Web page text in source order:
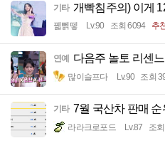
기타 개빡침주의) 이게
꿻뻵뗗 Lv.90 조회 6094 추
연예 다음주 놀토 리센
많이슬프다 Lv.90 조회
기타 7월 국산차 판매 순
라라크로포드 Lv.87 조